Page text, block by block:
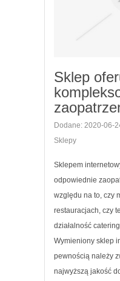
Sklep
Dodane: 2020-06-
Sklepy
Sklepem
odpowiednie
względu na to, czy
restauracjach, czy
działalność
Wymieniony sklep
pewnością należy
najwyższą jakość